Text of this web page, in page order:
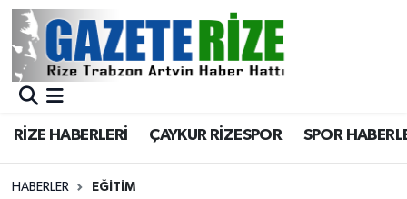
RİZE HABERLERİ ÇAYKUR RİZESPOR SPOR
HABERLER EĞİTİM
BÖLGEMİZ
Asayiş
Merkez Nöbetçi Eczaneler
Merkez Trafik Yoğunluk Haritası